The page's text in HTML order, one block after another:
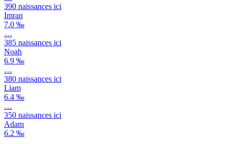
390 naissances ici
Imran
7.0 ‰
…
385 naissances ici
Noah
6.9 ‰
…
380 naissances ici
Liam
6.4 ‰
…
350 naissances ici
Adam
6.2 ‰